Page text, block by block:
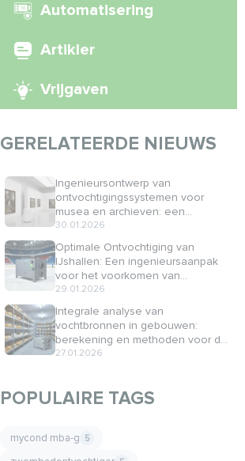
Automatisering
Artikler
Vrijgaven
GERELATEERDE NIEUWS
Ingenieursontwerp van
ontvochtigingssystemen voor
musea en archieven: een
technische aanpak
30.01.2026
Optimale Ontvochtiging van
IJshallen: Een ingenieursaanpak
voor het voorkomen van
condensatie en energiebesparing
29.01.2026
Integrale analyse van
vochtbronnen in gebouwen:
berekening en methoden voor de
beoordeling van vochttoetreding
27.01.2026
POPULAIRE TAGS
mycond mba-g 5